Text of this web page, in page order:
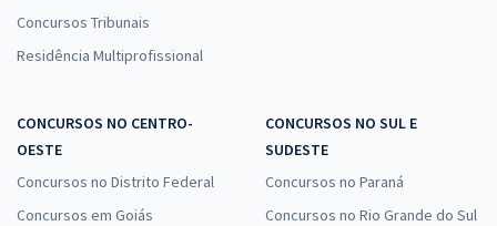
Concursos Tribunais
Residência Multiprofissional
CONCURSOS NO CENTRO-
OESTE
Concursos no Distrito Federal
Concursos em Goiás
CONCURSOS NO SUL E
SUDESTE
Concursos no Paraná
Concursos no Rio Grande do Sul